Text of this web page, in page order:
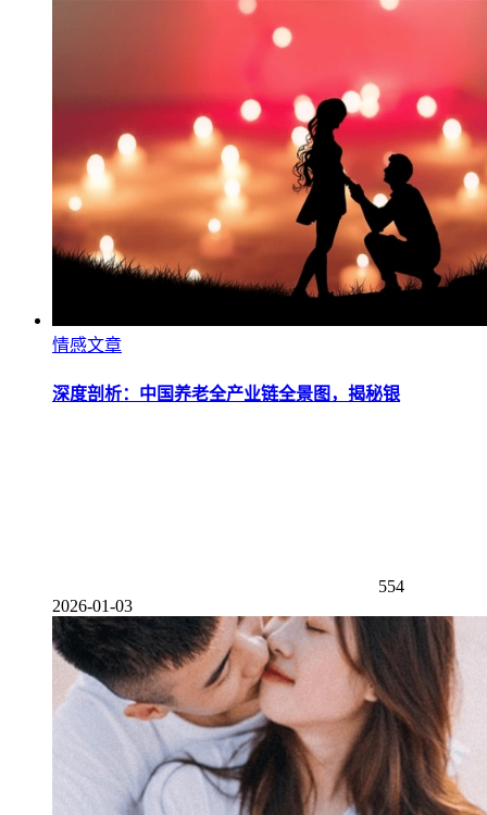
情感文章
深度剖析：中国养老全产业链全景图，揭秘银
554
2026-01-03